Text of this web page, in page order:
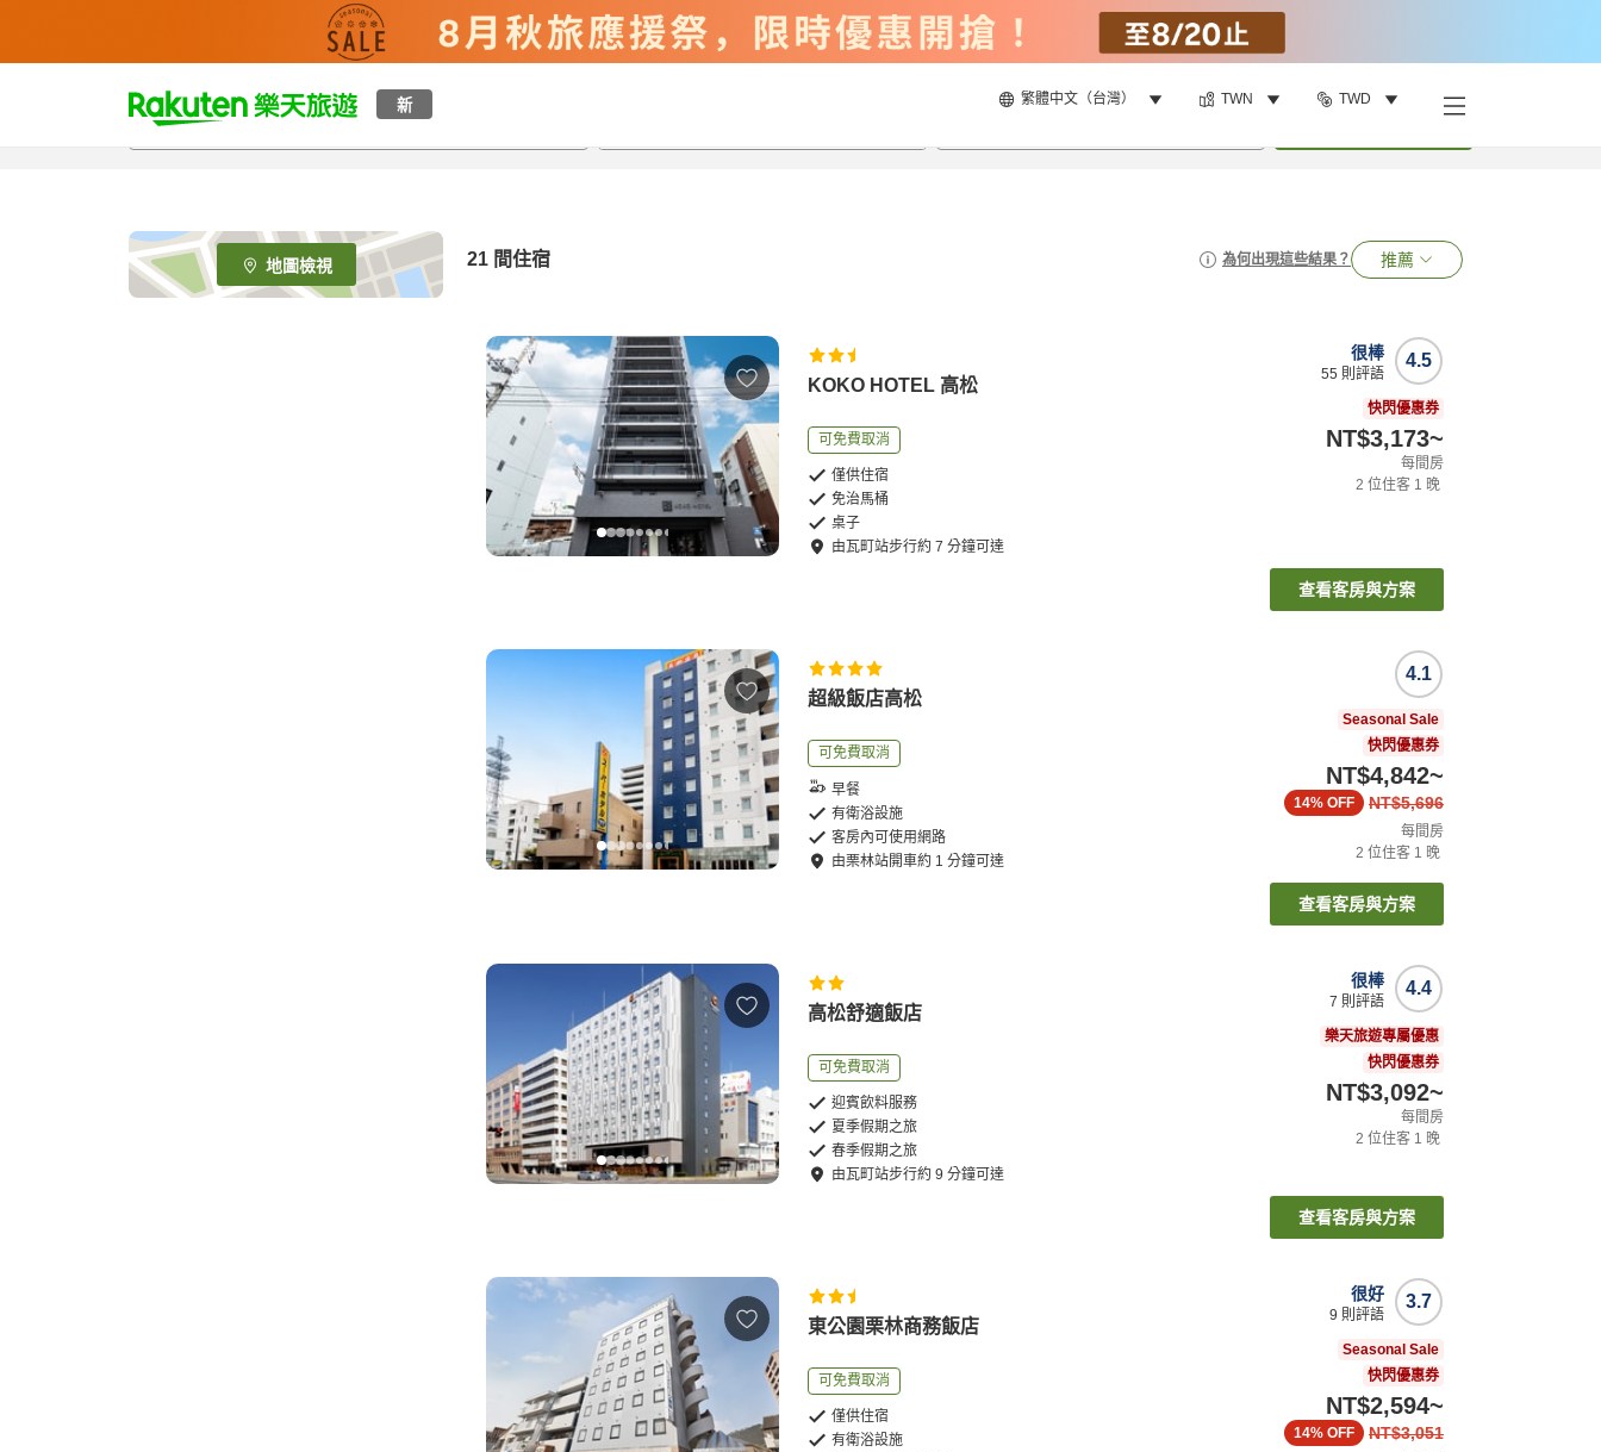
新 繁體中文（台灣） TWN TWD
t
p
e
_
s
地圖檢視 21 間住宿 為何出現這些結果？ 推薦
KOKO HOTEL 高松
可免費取消
僅供住宿
免治馬桶
桌子
由瓦町站步行約7 分鐘可達
4.5
很棒
55 則評語
快閃優惠券
NT$3,173~
每間房
2 位住客 1 晚
查看客房與方案
超級飯店高松
可免費取消
早餐
有衛浴設施
客房內可使用網路
由栗林站開車約 1 分鐘可達
4.1
Seasonal Sale
快閃優惠券
NT$4,842~
NT$5,696
14% OFF
每間房
2 位住客 1 晚
查看客房與方案
高松舒適飯店
可免費取消
迎賓飲料服務
夏季假期之旅
春季假期之旅
由瓦町站步行約9 分鐘可達
4.4
很棒
7 則評語
樂天旅遊專屬優惠
快閃優惠券
NT$3,092~
每間房
2 位住客 1 晚
查看客房與方案
東公園栗林商務飯店
可免費取消
僅供住宿
有衛浴設施
3.7
很好
9 則評語
Seasonal Sale
快閃優惠券
NT$2,594~
NT$3,051
14% OFF